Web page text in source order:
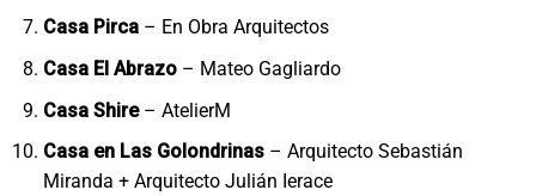
Casa Pirca– En Obra Arquitectos
Casa El Abrazo– Mateo Gagliardo
Casa Shire – AtelierM
Casa en Las Golondrinas – Arquitecto Sebastián
Miranda + Arquitecto Julián Ierace